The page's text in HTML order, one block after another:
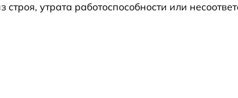
утрата работоспособности или